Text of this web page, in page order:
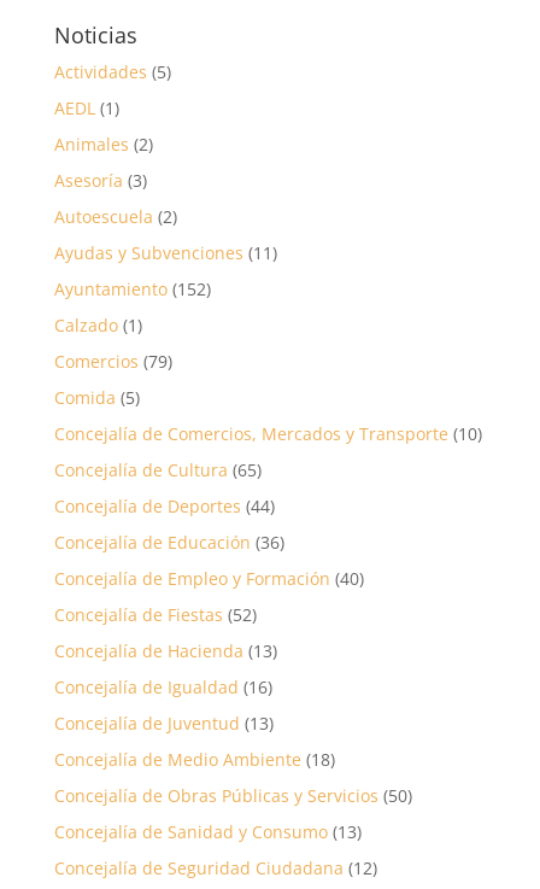
Noticias
Actividades (5)
AEDL(1)
Animales (2)
Asesoría (3)
Autoescuela (2)
Ayudas y Subvenciones (11)
Ayuntamiento(152)
Calzado(1)
Comercios (79)
Comida (5)
Concejalía de Comercios, Mercados y Transporte (10)
Concejalía de Cultura (65)
Concejalía de Deportes (44)
Concejalía de Educación (36)
Concejalía de Empleo y Formación (40)
Concejalía de Fiestas (52)
Concejalía de Hacienda (13)
Concejalía de Igualdad (16)
Concejalía de Juventud (13)
Concejalía de Medio Ambiente (18)
Concejalía de Obras Públicas y Servicios (50)
Concejalía de Sanidad y Consumo(13)
Concejalía de Seguridad Ciudadana (12)